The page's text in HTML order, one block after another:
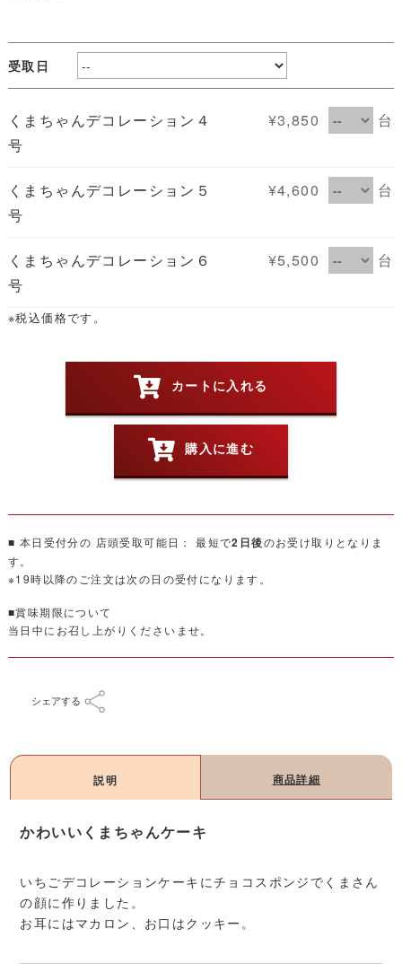
受取日
くまちゃんデコレーション４
号
¥3,850 台
くまちゃんデコレーション５
号
¥4,600 台
くまちゃんデコレーション６
号
¥5,500 台
※税込価格です。
カートに入れる
購入に進む
■ 本日受付分の 店頭受取可能日： 最短で2日後のお受け取りとなりま
す。
※19時以降のご注文は次の日の受付になります。
■賞味期限について
当日中にお召し上がりくださいませ。
シェアする
説明 商品詳細
かわいいくまちゃんケーキ
いちごデコレーションケーキにチョコスポンジでくまさん
の顔に作りました。
お耳にはマカロン、お口はクッキー。